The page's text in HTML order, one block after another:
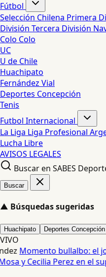
Fútbol
Selección Chilena Primera
División Tercera División
Colo Colo
UC
U de Chile
Huachipato
Fernández Vial
Deportes Concepción
Tenis
Futbol Internacional
La Liga Liga Profesional
Lucha Libre
AVISOS LEGALES
Buscar en SABES
Buscar
▲ Búsquedas sugeridas
Huachipato Deportes Concepción
VIVO
Momento bullalbo: el
y Cecilia Perez en el